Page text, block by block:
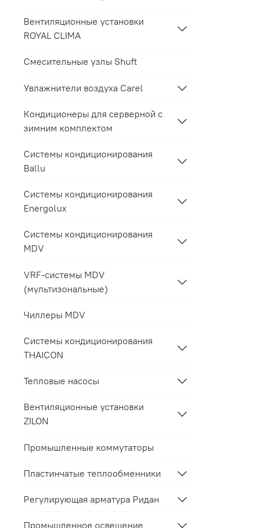
Вентиляционные установки
ROYAL CLIMA
Смесительные узлы Shuft
Увлажнители воздуха Carel
Кондиционеры для серверной с
зимним комплектом
Системы кондиционирования
Ballu
Системы кондиционирования
Energolux
Системы кондиционирования
MDV
VRF-системы MDV
(мультизональные)
Чиллеры MDV
Системы кондиционирования
THAICON
Тепловые насосы
Вентиляционные установки
ZILON
Промышленные коммутаторы
Пластинчатые теплообменники
Регулирующая арматура Ридан
Промышленное освещение